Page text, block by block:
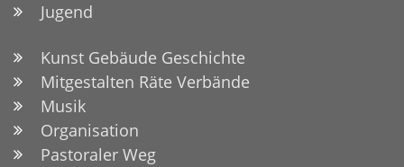
Jugend
Kunst Gebäude Geschichte
Mitgestalten Räte Verbände
Musik
Organisation
Pastoraler Weg